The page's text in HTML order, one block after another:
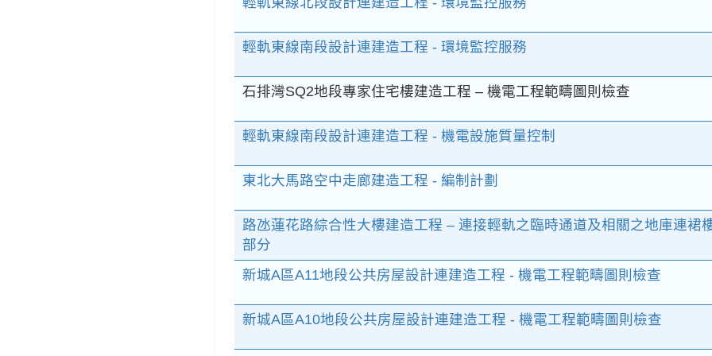
輕軌東線南段設計連建造工程 - 環境監控服務
石排灣SQ2地段專家住宅樓建造工程 – 機電工程範疇圖則檢查
輕軌東線南段設計連建造工程 - 機電設施質量控制
東北大馬路空中走廊建造工程 - 編制計劃
路氹蓮花路綜合性大樓建造工程 – 連接輕軌之臨時通道及相關之地庫連裙
部分
新城A區A11地段公共房屋設計連建造工程 - 機電工程範疇圖則檢查
新城A區A10地段公共房屋設計連建造工程 - 機電工程範疇圖則檢查